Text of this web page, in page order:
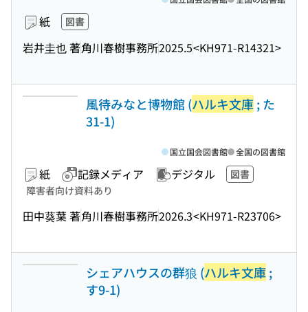
紙 図書
岩井圭也 著角川春樹事務所2025.5<KH971-R14321>
風待みなと博物館 (ハルキ文庫; た
31-1)
紙 記録メディア デジタル
図書
障害者向け資料あり
田中葵葉 著角川春樹事務所2026.3<KH971-R23706>
国立国会図書館 全国の図書館
シェアハウスの群狼 (ハルキ文庫;
す9-1)